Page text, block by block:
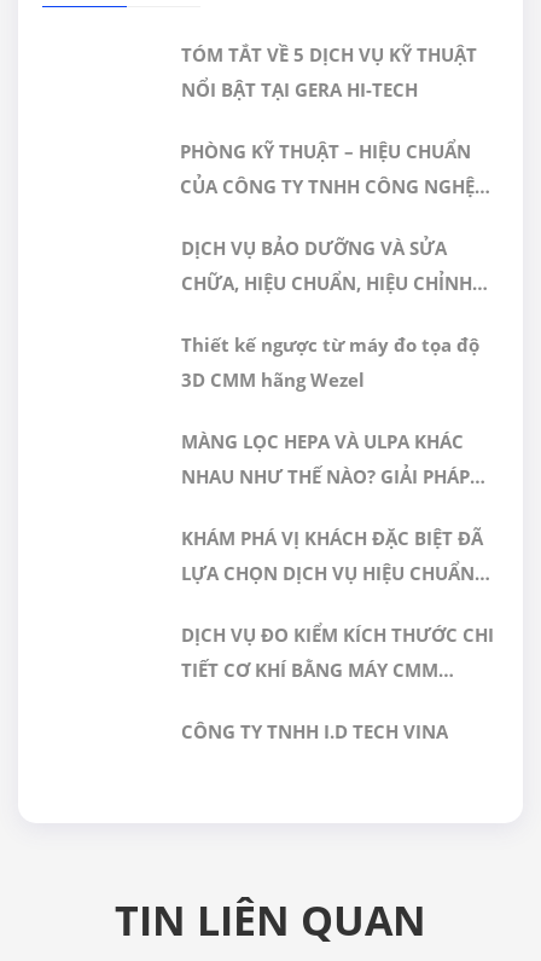
TÓM TẮT VỀ 5 DỊCH VỤ KỸ THUẬT
NỔI BẬT TẠI GERA HI-TECH
PHÒNG KỸ THUẬT – HIỆU CHUẨN
CỦA CÔNG TY TNHH CÔNG NGHỆ
NHẬN ĐÁP ỨNG TIÊU CHUẨN
ISO/IEC 17025:2017
DỊCH VỤ BẢO DƯỠNG VÀ SỬA
CHỮA, HIỆU CHUẨN, HIỆU CHỈNH
Thiết kế ngược từ máy đo tọa độ
3D CMM hãng Wezel
MÀNG LỌC HEPA VÀ ULPA KHÁC
NHAU NHƯ THẾ NÀO? GIẢI PHÁP
DƯỢC PHẨM
KHÁM PHÁ VỊ KHÁCH ĐẶC BIỆT ĐÃ
LỰA CHỌN DỊCH VỤ HIỆU CHUẨN
DỊCH VỤ ĐO KIỂM KÍCH THƯỚC CHI
TIẾT CƠ KHÍ BẰNG MÁY CMM
VIỆT NAM
CÔNG TY TNHH I.D TECH VINA
TIN LIÊN QUAN